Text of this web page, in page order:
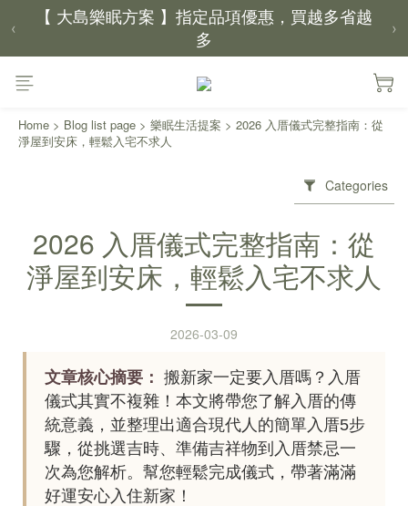
多
【新家入厝禮】新家起點，送上祝福
‹ ›
Home > Blog list page > 樂眠生活提案 > 2026 入厝儀式完整指南：從
淨屋到安床，輕鬆入宅不求人
Categories
2026 入厝儀式完整指南：從
淨屋到安床，輕鬆入宅不求人
2026-03-09
文章核心摘要： 搬新家一定要入厝嗎？入厝
儀式其實不複雜！本文將帶您了解入厝的傳
統意義，並整理出適合現代人的簡單入厝5步
驟，從挑選吉時、準備吉祥物到入厝禁忌一
次為您解析。幫您輕鬆完成儀式，帶著滿滿
好運安心入住新家！